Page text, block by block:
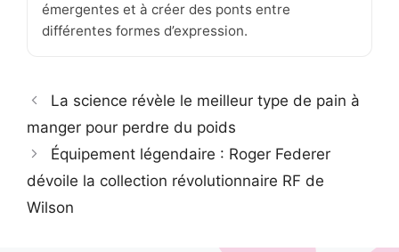
émergentes et à créer des ponts entre
différentes formes d’expression.
La science révèle le meilleur type de pain à
manger pour perdre du poids
Équipement légendaire : Roger Federer
dévoile la collection révolutionnaire RF de
Wilson